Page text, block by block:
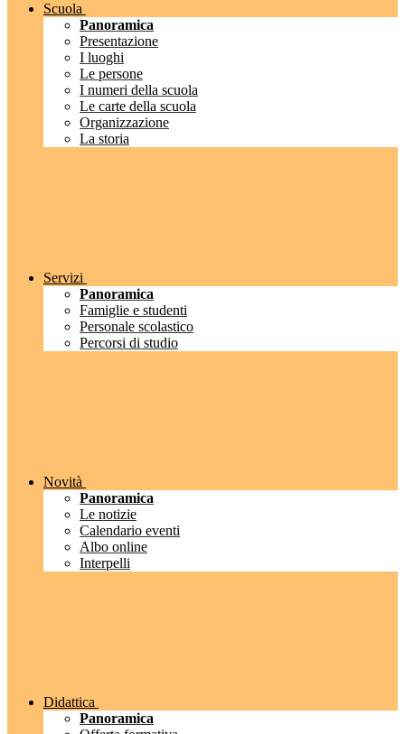
Scuola
Panoramica
Presentazione
I luoghi
Le persone
I numeri della scuola
Le carte della scuola
Organizzazione
La storia
Servizi
Panoramica
Famiglie e studenti
Personale scolastico
Percorsi di studio
Novità
Panoramica
Le notizie
Calendario eventi
Albo online
Interpelli
Didattica
Panoramica